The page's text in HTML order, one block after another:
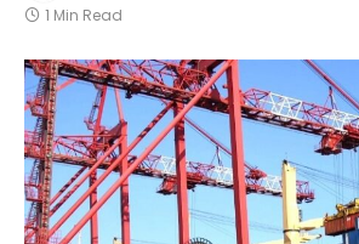
1 Min Read